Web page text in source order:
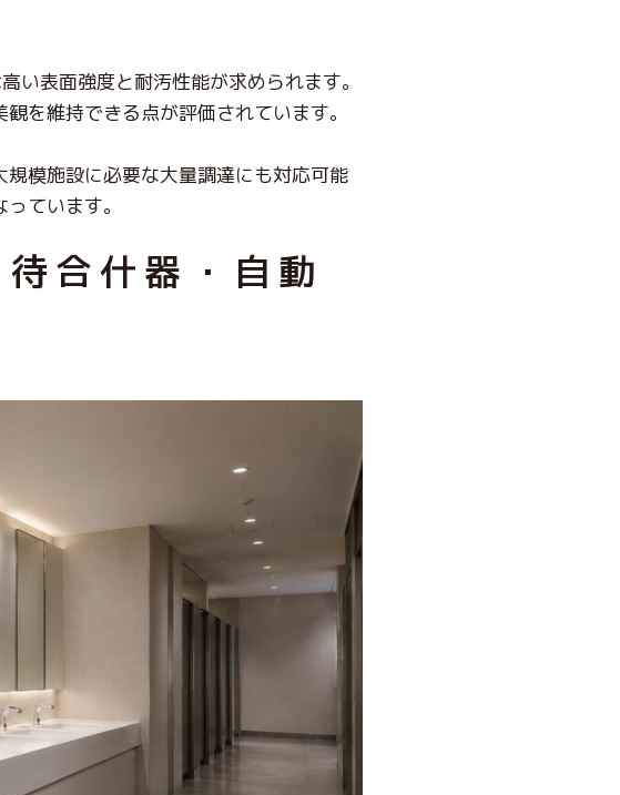
い表面強度と耐汚性能が求められます。
を維持できる点が評価されています。
模施設に必要な大量調達にも対応可能
ています。
合什器・自動